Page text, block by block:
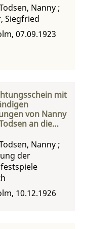
Nanny ;
Siegfried
07.09.1923
mit
von Nanny
an die
Nanny ;
der
10.12.1926